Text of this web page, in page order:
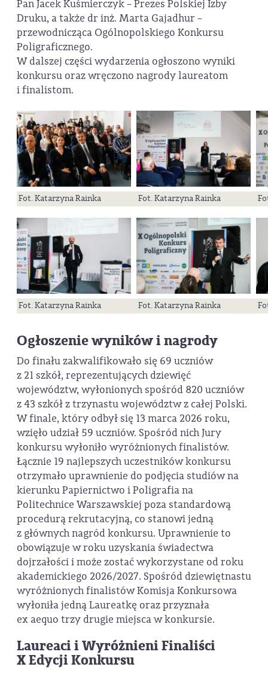
Pan Jacek Kuśmierczyk – Prezes Polskiej Izby
Druku, a także dr inż. Marta Gajadhur –
przewodnicząca Ogólnopolskiego Konkursu
Poligraficznego.
W dalszej części wydarzenia ogłoszono wyniki
konkursu oraz wręczono nagrody laureatom
i finalistom.
Fot. Katarzyna Rainka Fot. Katarzyna Rainka
Fot. Katarzyna Rainka Fot. Katarzyna Rainka
Ogłoszenie wyników i nagrody
Do finału zakwalifikowało się 69 uczniów
z 21 szkół, reprezentujących dziewięć
województw, wyłonionych spośród 820 uczniów
z 43 szkół z trzynastu województw z całej Polski.
W finale, który odbył się 13 marca 2026 roku,
wzięło udział 59 uczniów. Spośród nich Jury
konkursu wyłoniło wyróżnionych finalistów.
Łącznie 19 najlepszych uczestników konkursu
otrzymało uprawnienie do podjęcia studiów na
kierunku Papiernictwo i Poligrafia na
Politechnice Warszawskiej poza standardową
procedurą rekrutacyjną, co stanowi jedną
z głównych nagród konkursu. Uprawnienie to
obowiązuje w roku uzyskania świadectwa
dojrzałości i może zostać wykorzystane od roku
akademickiego 2026/2027. Spośród dziewiętnastu
wyróżnionych finalistów Komisja Konkursowa
wyłoniła jedną Laureatkę oraz przyznała
ex aequo trzy drugie miejsca w konkursie.
Laureaci i Wyróżnieni Finaliści
X Edycji Konkursu